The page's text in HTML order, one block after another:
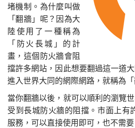
堵機制。為什麼叫做
「翻牆」呢？因為大
陸使用了一種稱為
「防火長城」的計
畫，這個防火牆會阻
擋許多網站，因此想要翻過這一道
進入世界大同的網際網路，就稱為「
當你翻牆以後，就可以順利的瀏覽
受到長城防火牆的阻擋。市面上有
服務，可以直接使用即可，也不需